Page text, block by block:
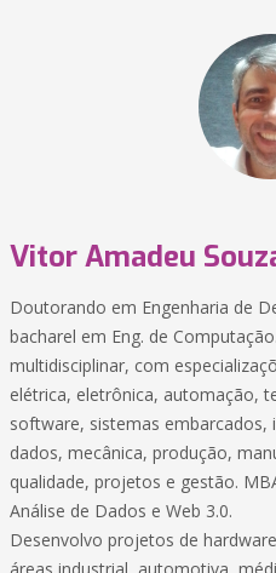
Vitor Amadeu
Doutorando em Engenharia de
bacharel em Eng. de
multidisciplinar, com
elétrica, eletrônica, automação,
software, sistemas embarcados,
dados, mecânica, produção,
qualidade, projetos e gestão.
Análise de Dados e Web 3.0.
Desenvolvo projetos de